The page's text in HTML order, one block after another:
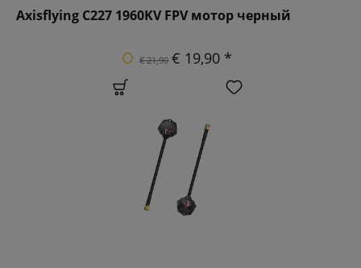
Axisflying C227 1960KV FPV мотор черный
€ 21,90 € 19,90 *